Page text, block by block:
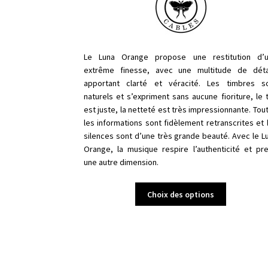
Le Luna Orange propose une restitution
extrême finesse, avec une multitude de
apportant clarté et véracité. Les timbres
naturels et s’expriment sans aucune fioriture, le
est juste, la netteté est très impressionnante.
les informations sont fidèlement retranscrites et
silences sont d’une très grande beauté. Avec le
Orange, la musique respire l’authenticité et
une autre dimension.
Choix des options